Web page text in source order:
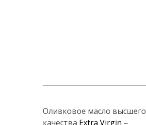
Оливковое масло высшего
качества Extra Virgin –